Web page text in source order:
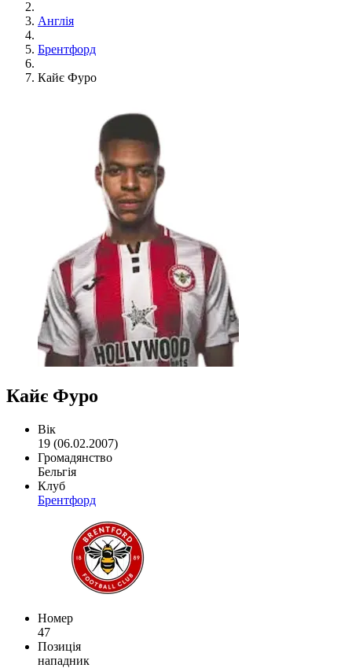
Англія
Брентфорд
Кайє Фуро
Кайє Фуро
Вік
19 (06.02.2007)
Громадянство
Бельгія
Клуб
Брентфорд
Номер
47
Позиція
нападник